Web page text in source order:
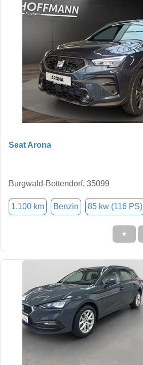
Seat Arona
Burgwald-Bottendorf, 35099
1.100 km Benzin 85 kw (116 PS)
★